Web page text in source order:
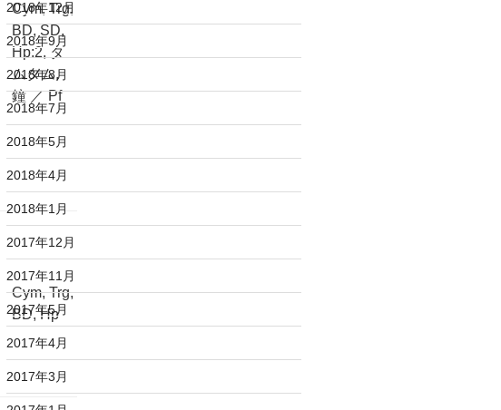
Cym, Trg,
BD, SD,
Hp:2, タ
ムタム,
鐘 ／ Pf
Cym, Trg,
BD, Hp
2018年12月
2018年9月
2018年8月
2018年7月
2018年5月
2018年4月
2018年1月
2017年12月
2017年11月
2017年5月
2017年4月
2017年3月